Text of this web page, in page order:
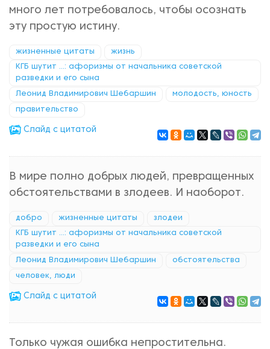
много лет потребовалось, чтобы осознать
эту простую истину.
жизненные цитаты жизнь
КГБ шутит ...: афоризмы от начальника советской
разведки и его сына
Леонид Владимирович Шебаршин молодость, юность
правительство
Cлайд с цитатой
В мире полно добрых людей, превращенных
обстоятельствами в злодеев. И наоборот.
добро жизненные цитаты злодеи
КГБ шутит ...: афоризмы от начальника советской
разведки и его сына
Леонид Владимирович Шебаршин обстоятельства
человек, люди
Cлайд с цитатой
Только чужая ошибка непростительна.